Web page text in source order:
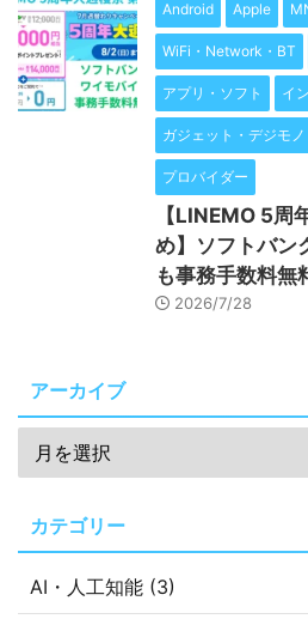
Android Apple
WiFi・Network・BT
アプリ・ソフト イ
ガジェット・デジモノ
プロバイダー
【LINEMO 5周
め】ソフトバン
も事務手数料無
2026/7/28
アーカイブ
カテゴリー
AI・人工知能 (3)